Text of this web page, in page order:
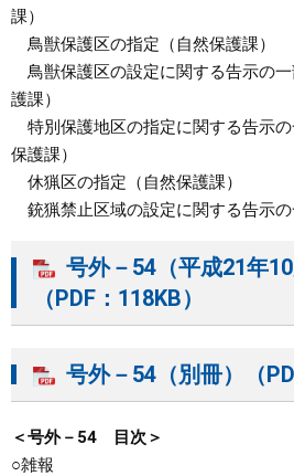
課）
鳥獣保護区の指定（自然保護課）
鳥獣保護区の設定に関する告示の
護課）
特別保護地区の指定に関する告示
保護課）
休猟区の指定（自然保護課）
銃猟禁止区域の設定に関する告示の
号外－54（平成21年10
（PDF：118KB）
号外－54（別冊）（
＜号外－54 目次＞
○雑報